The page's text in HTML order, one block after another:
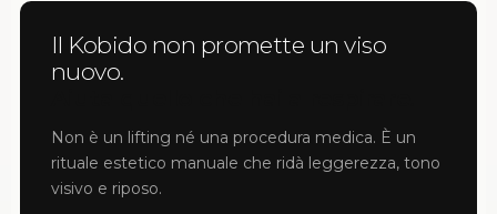
Il Kobido non promette un viso
nuovo.
Non è un lifting né una procedura medica. È un
rituale estetico manuale che ridà leggerezza, tono
visivo e riposo.